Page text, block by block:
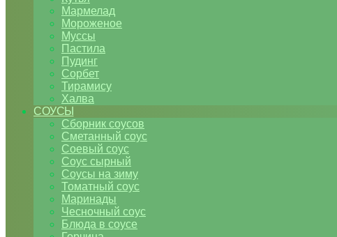
Мармелад
Мороженое
Муссы
Пастила
Пудинг
Сорбет
Тирамису
Халва
СОУСЫ
Сборник соусов
Сметанный соус
Соевый соус
Соус сырный
Соусы на зиму
Томатный соус
Маринады
Чесночный соус
Блюда в соусе